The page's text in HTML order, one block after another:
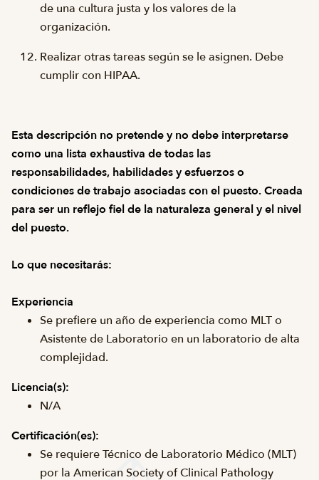
de una cultura justa y los valores de la
organización.
Realizar otras tareas según se le asignen. Debe
cumplir con HIPAA.
Esta descripción no pretende y no debe interpretarse
como una lista exhaustiva de todas las
responsabilidades, habilidades y esfuerzos o
condiciones de trabajo asociadas con el puesto. Creada
para ser un reflejo fiel de la naturaleza general y el nivel
del puesto.
Lo que necesitarás:
Experiencia
Se prefiere un año de experiencia como MLT o
Asistente de Laboratorio en un laboratorio de alta
complejidad.
Licencia(s):
N/A
Certificación(es):
Se requiere Técnico de Laboratorio Médico (MLT)
por la American Society of Clinical Pathology